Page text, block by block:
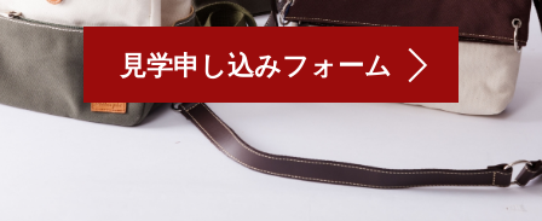
見学申し込みフォーム